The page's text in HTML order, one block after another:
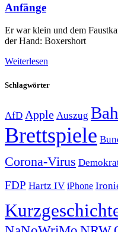
Anfänge
Er war klein und dem
der Hand: Boxershort
Weiterlesen
Schlagwörter
AfD Apple Auszug
Brettspiele
Corona-Virus
FDP Hartz IV iPhone